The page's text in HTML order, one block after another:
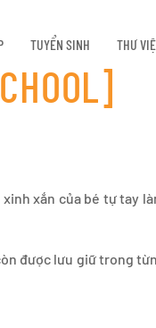
TUYỂN SINH THƯ
xắn của bé tự tay
được lưu giữ trong